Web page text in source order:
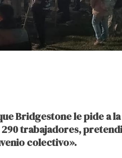
Bridgestone le pide a
trabajadores,
colectivo».